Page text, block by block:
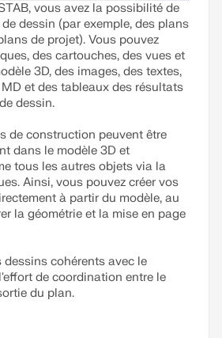
vous avez la possibilité de
dessin (par exemple, des plans
de projet). Vous pouvez
des cartouches, des vues et
3D, des images, des textes,
et des tableaux des résultats
dessin.
de construction peuvent être
dans le modèle 3D et
tous les autres objets via la
Ainsi, vous pouvez créer vos
à partir du modèle, au
la géométrie et la mise en page
cohérents avec le
de coordination entre le
du plan.